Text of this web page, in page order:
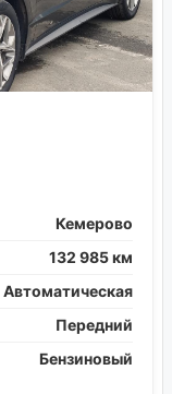
Кемерово
132 985 км
Автоматическая
Передний
Бензиновый